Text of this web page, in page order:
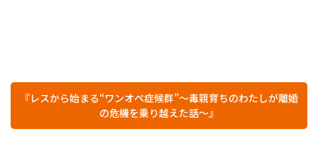
『レスから始まる“ワンオペ症候群”～毒親育ちのわたしが離婚
の危機を乗り越えた話～』